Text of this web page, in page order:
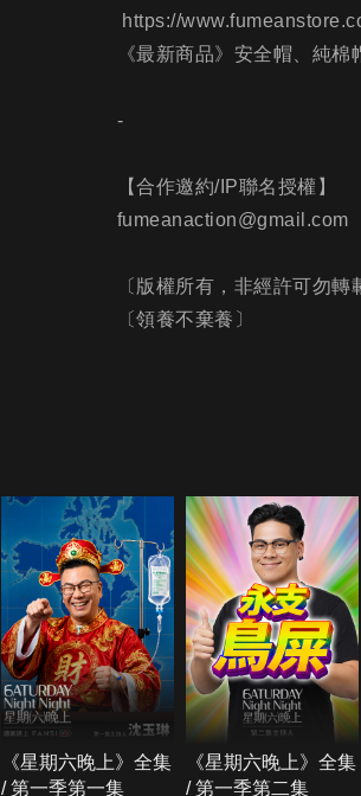
https://
《最新商品》安全帽、純
-
【合作邀約/IP聯名授權】
fumeanaction@gmail.com
〔版權所有，非經許可勿轉
〔領養不棄養〕
《星期六晚上》全集
/ 第一季第一集
《星期六晚上》全集
/ 第一季第二集